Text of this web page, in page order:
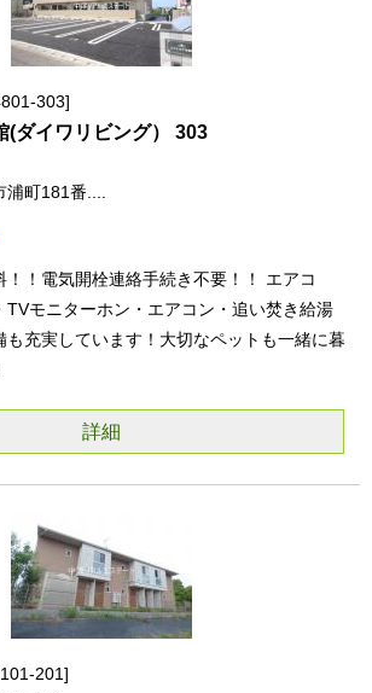
303
(ダイワリビング） 303
浦町181番....
！！電気開栓連絡手続き不要！！ エアコ
TVモニターホン・エアコン・追い焚き給湯
も充実しています！大切なペットも一緒に暮
詳細
201